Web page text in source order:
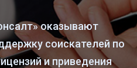
оказывают
соискателей по
и приведения